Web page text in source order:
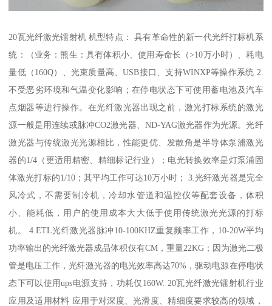
20瓦光纤激光镭射机 机型特点： 具有革命性的新一代光纤打标机系
统：（业务：熊生：具有体积小、使用寿命长（>10万小时）、耗电
量低（160Q）、光束质量高、USB接口、支持WINXP等操作系统 2.
不受恶劣环境和气温变化影响；在停电状态下可使用蓄电池及汽车
点烟器等进行操作。在光纤激光器出现之前，激光打标系统的激光
源一般是用连续或脉冲CO2激光器、ND-YAG激光器作为光源。光纤
激光器与传统激光光源相比，性能更优、发散角是半导体泵浦激光
器的1/4（更适用精密、精细标记行业）；电光转换效率是灯泵浦固
体激光打标的1/10；其平均工作可达10万小时； 3.光纤激光器是完全
风冷式，不需要制冷机，冷却水管道和温控仪等配套设备，体积
小、能耗低，用户的使用成本大大低于使用传统激光光源的打标
机。 4.ETL光纤激光器脉冲10-100KHZ重复频率工作，10-20W平均
功率输出的光纤激光器成品体积仅有CM，重量22KG；因为激光二极
管是电压工作，光纤激光器的电光效率高达70%，驱动电源在停电状
态下可以使用ups电源支持，功耗仅160W. 20瓦光纤激光镭射机行业
应用及适用材料 应用于对深度、光滑度、精细度要求较高的领域，